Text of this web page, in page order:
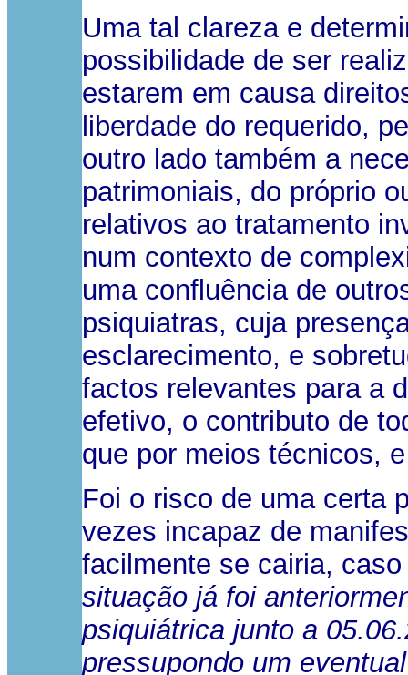
Uma tal clareza e
possibilidade de ser
estarem em causa
liberdade do requerido,
outro lado também a
patrimoniais, do próprio
relativos ao tratamento
num contexto de
uma confluência de
psiquiatras, cuja
esclarecimento, e
factos relevantes para a
efetivo, o contributo de
que por meios técnicos,
Foi o risco de uma certa
vezes incapaz de
facilmente se cairia,
situação já foi
psiquiátrica junto a
pressupondo um